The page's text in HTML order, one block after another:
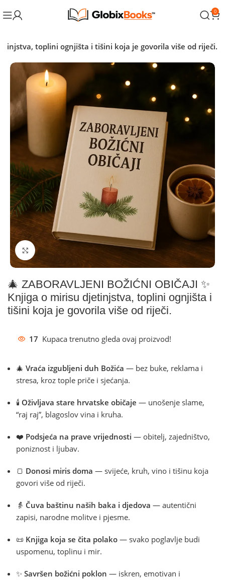
0
toplini ognjišta i tišini koja je govorila više od riječi.
Klikni za povećanje
🎄 ZABORAVLJENI BOŽIĆNI OBIČAJI ✨
Knjiga o mirisu djetinjstva, toplini ognjišta i
tišini koja je govorila više od riječi.
17 Kupaca trenutno gleda ovaj proizvod!
🎄 Vraća izgubljeni duh Božića — bez buke, reklama i
stresa, kroz tople priče i sjećanja.
🕯️ Oživljava stare hrvatske običaje — unošenje slame,
“raj raj”, blagoslov vina i kruha.
❤️ Podsjeća na prave vrijednosti — obitelj, zajedništvo,
poniznost i ljubav.
🍞 Donosi miris doma — svijeće, kruh, vino i tišinu koja
govori više od riječi.
👵 Čuva baštinu naših baka i djedova — autentični
zapisi, narodne molitve i pjesme.
📜 Knjiga koja se čita polako — svako poglavlje budi
uspomenu, toplinu i mir.
✨ Savršen božićni poklon — iskren, emotivan i